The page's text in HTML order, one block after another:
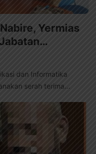
Yermias
dan Informatika
serah terima...